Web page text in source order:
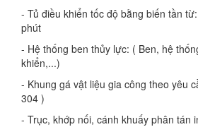
- Tủ điều khiển tốc độ bằng biến tần
phút
- Hệ thống ben thủy lực: ( Ben, hệ
khiển,...)
- Khung gá vật liệu gia công theo yêu
304 )
- Trục, khớp nối, cánh khuấy phân tán